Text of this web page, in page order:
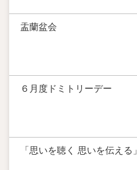
盂蘭盆会
６月度ドミトリーデー
「思いを聴く 思いを伝える」